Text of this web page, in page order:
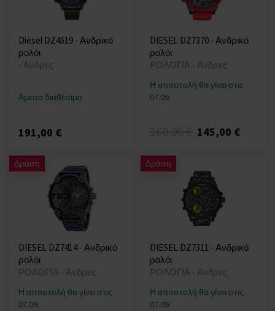
Diesel DZ4519 - Ανδρικό
ρολόι
- Άνδρες
Άμεσα διαθέσιμο
191,00 €
DIESEL DZ7370 - Ανδρικό
ρολόι
ΡΟΛΟΓΙΑ - Άνδρες
Η αποστολή θα γίνει στις
07.09.
145,00 €
Δράση
DIESEL DZ7414 - Ανδρικό
ρολόι
ΡΟΛΟΓΙΑ - Άνδρες
Η αποστολή θα γίνει στις
07.09.
Δράση
DIESEL DZ7311 - Ανδρικό
ρολόι
ΡΟΛΟΓΙΑ - Άνδρες
Η αποστολή θα γίνει στις
07.09.